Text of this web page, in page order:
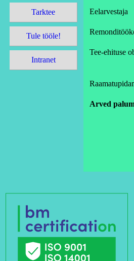
Tarktee
Tule tööle!
Intranet
Eelarvestaja
Tee-ehituse
Arved